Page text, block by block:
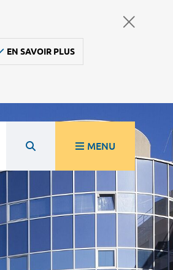
EN SAVOIR PLUS
MENU